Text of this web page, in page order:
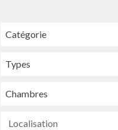
Catégorie
Types
Chambres
Localisation